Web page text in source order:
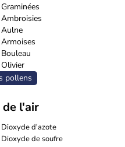
Graminées
Ambroisies
Aulne
Armoises
Bouleau
Olivier
pollens
l'air
Dioxyde d'azote
Dioxyde de soufre